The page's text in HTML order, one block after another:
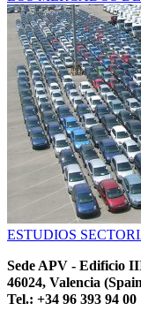
ESTUDIOS
Sede APV - Edificio
46024, Valencia
Tel.: +34 96 393 94 00